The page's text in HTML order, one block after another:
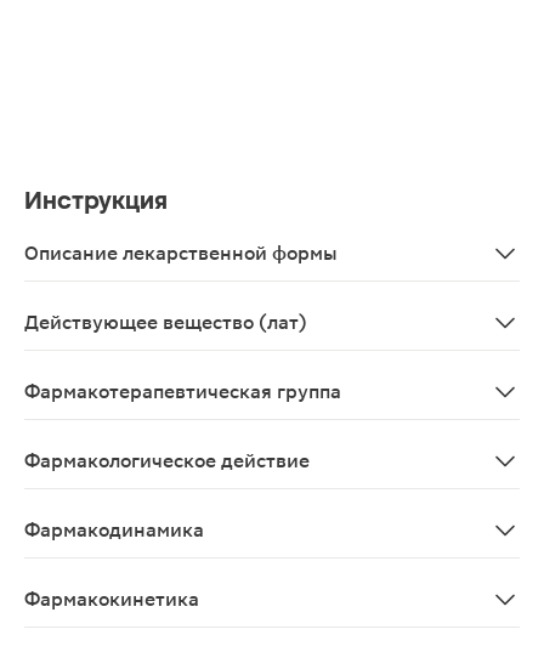
Инструкция
Описание лекарственной формы
Действующее вещество (лат)
Фармакотерапевтическая группа
Фармакологическое действие
Фармакодинамика
Фармакокинетика